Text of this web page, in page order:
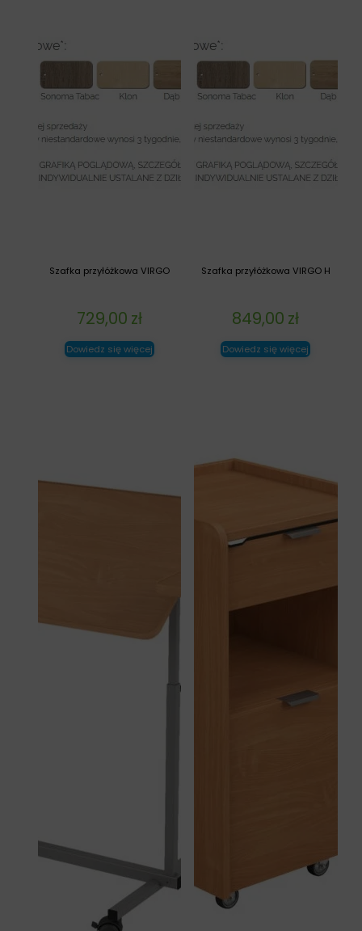
Szafka przyłóżkowa VIRGO H
849,00 zł
Dowiedz się więcej
Szafka przyłóżkowa VIRGO
729,00 zł
Dowiedz się więcej